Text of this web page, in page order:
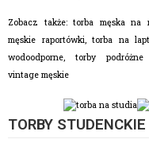
TORBY STUDENCKIE
Zobacz także:torba męska na
męskie raportówki,torba na
wodoodporne, torby podróżne
vintage męskie